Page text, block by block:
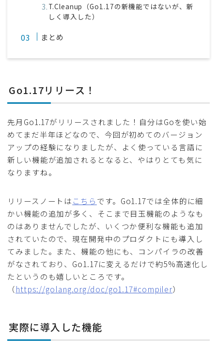
T.Cleanup（Go1.17の新機能ではないが、新
しく導入した）
まとめ
Go1.17リリース！
先月Go1.17がリリースされました！自分はGoを使い始
めてまだ半年ほどなので、今回が初めてのバージョン
アップの経験になりましたが、よく使っている言語に
新しい機能が追加されるとなると、やはりとても気に
なりますね。
リリースノートは こちら です。Go1.17では全体的に細
かい機能の追加が多く、そこまで目玉機能のようなも
のはありませんでしたが、いくつか便利な機能も追加
されていたので、現在開発中のプロダクトにも導入し
てみました。また、機能の他にも、コンパイラの改善
がなされており、Go1.17に変えるだけで約5%高速化し
たというのも嬉しいところです。
（https://golang.org/doc/go1.17#compiler）
実際に導入した機能